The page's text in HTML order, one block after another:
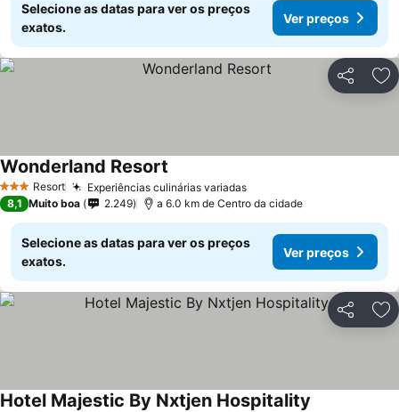
Selecione as datas para ver os preços
exatos.
Ver preços
Partilhar
3 EstrelasResort Experiências culinárias variadasVer preços
Wonderland Resort
8,1 Muito boa 2.249 a 6.0 km de Centro da cidade
Selecione as datas para ver os preços
exatos.
Ver preços
Partilhar
Hotel Majestic By Nxtjen Hospitality